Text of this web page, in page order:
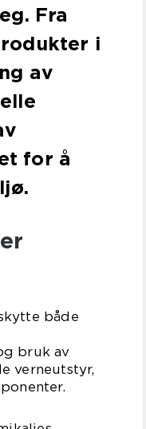
Fra
i
av
for å
både
bruk av
verneutstyr,